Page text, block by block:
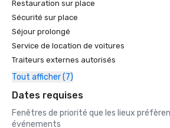
Restauration sur place
Sécurité sur place
Séjour prolongé
Service de location de voitures
Traiteurs externes autorisés
Tout afficher (7)
Dates requises
Fenêtres de priorité que les lieux
événements